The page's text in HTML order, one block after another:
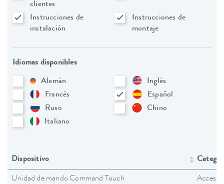
clientes
Instrucciones de
instalación
Instrucciones de
montaje
Idiomas disponibles
Alemán
Inglés
Francés
Español
Ruso
Chino
Italiano
Dispositivo
Unidad de mando Command Touch